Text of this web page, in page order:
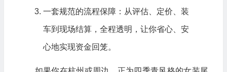
一套规范的流程保障：从评估、定价、装
车到现场结算，全程透明，让你省心、安
心地实现资金回笼。